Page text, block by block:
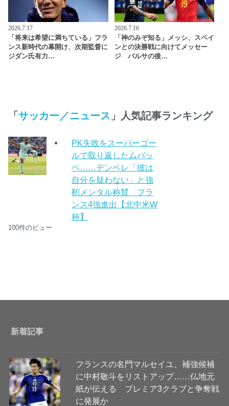
2026.7.17
「将来は希望に満ちている」フラ
ンス新時代の幕開け、次期監督に
ジダン氏有力…
2026.7.16
「神のみぞ知る」メッシ、スペイ
ンとの決勝戦に向けてメッセー
ジ バルサの後…
「サッカー／ニュース 」人気記事ランキング
PK失敗をスーパーゴー
ルで取り返したムバッ
ペ……デンベレ「彼は
自分を疑わない」と強
靭メンタル称賛 フラ
ンス4強進出【北中米W
杯】
100件のビュー
新着記事
フランスの名門マルセイユ、補強候補
に中村敬斗をリストアップ……仏地元
紙が伝える プレミア3クラブと争奪戦
に発展か